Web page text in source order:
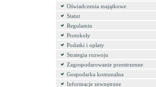
Oświadczenia majątkowe
Statut
Regulamin
Protokoły
Podatki i opłaty
Strategia rozwoju
Zagospodarowanie przestrzenne
Gospodarka komunalna
Informacje zewnętrzne